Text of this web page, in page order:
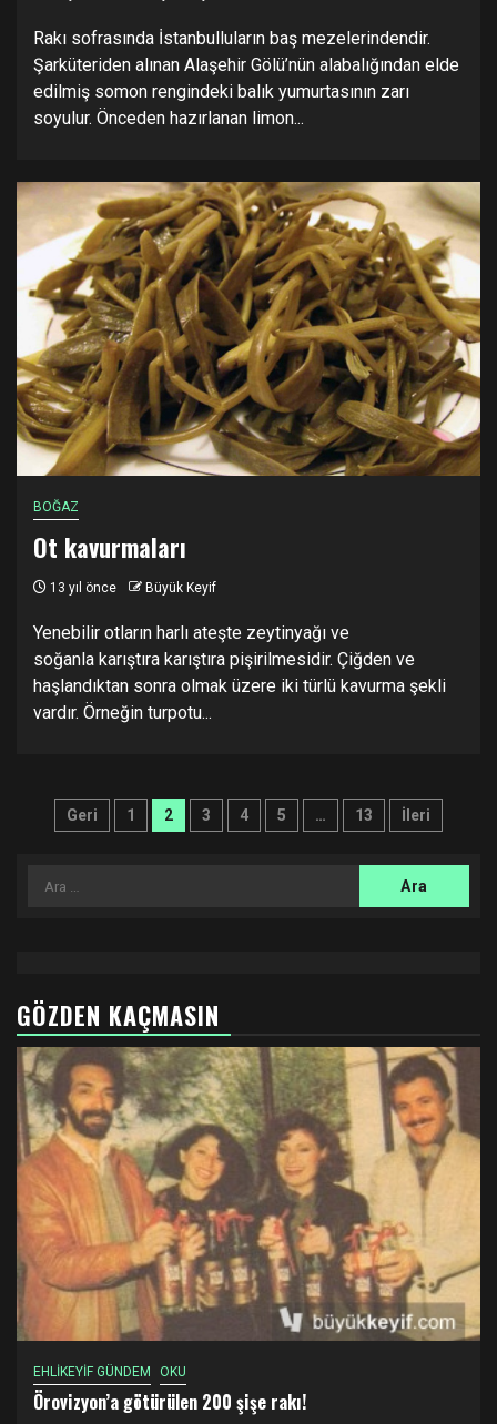
Rakı sofrasında İstanbulluların baş mezelerindendir.
Şarküteriden alınan Alaşehir Gölü’nün alabalığından elde
edilmiş somon rengindeki balık yumurtasının zarı
soyulur. Önceden hazırlanan limon...
BOĞAZ
Ot kavurmaları
13 yıl önce Büyük Keyif
Yenebilir otların harlı ateşte zeytinyağı ve
soğanla karıştıra karıştıra pişirilmesidir. Çiğden ve
haşlandıktan sonra olmak üzere iki türlü kavurma şekli
vardır. Örneğin turpotu...
Yazı
sayfalandırması
Geri 1 2 3 4 5 … 13 İleri
Arama:
GÖZDEN KAÇMASIN
EHLİKEYİF GÜNDEM OKU
Örovizyon’a götürülen 200 şişe rakı!